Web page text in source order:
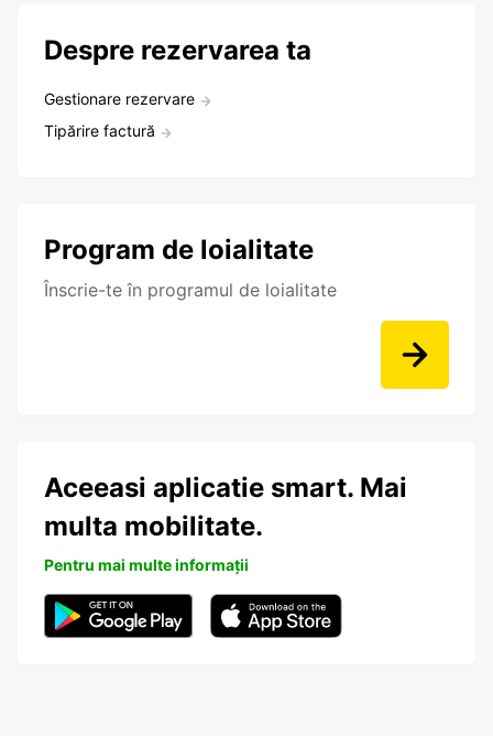
Despre rezervarea ta
Gestionare rezervare
Tipărire factură
Program de loialitate
Înscrie-te în programul de loialitate
Aceeasi aplicatie smart. Mai
multa mobilitate.
Pentru mai multe informații